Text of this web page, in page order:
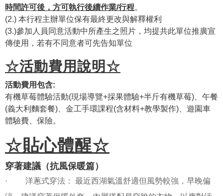
時間許可後，方可執行後續作業/行程。
(2.) 本行程主辦單位保有最終更改與解釋權利
(3.)參加人員同意活動中所產生之照片，均提共此單位推廣宣
傳使用，若有不同意者可先告知單位
☆活動費用說明☆
活動費用包含:
有機草莓體驗活動(現場導覽+採果體驗+半斤有機草莓)、午餐
(義大利麵套餐)、金工手環課程(含材料+教學製作)、遊園車
體驗費、保險。
☆貼心體醒☆
穿著建議（抗風保暖篇）
· 洋蔥式穿法： 最近西湖氣溫舒適但風勢較強，早晚偏